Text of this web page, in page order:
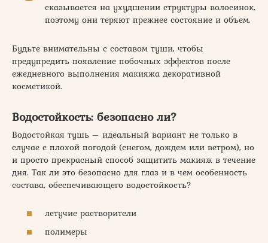
сказывается на ухудшении структуры волосинок,
поэтому они теряют прежнее состояние и объем.
Будьте внимательны с составом туши, чтобы
предупредить появление побочных эффектов после
ежедневного выполнения макияжа декоративной
косметикой.
Водостойкость: безопасно ли?
Водостойкая тушь – идеальный вариант не только в
случае с плохой погодой (снегом, дождем или ветром), но
и просто прекрасный способ защитить макияж в течение
дня. Так ли это безопасно для глаз и в чем особенность
состава, обеспечивающего водостойкость?
летучие растворители
полимеры